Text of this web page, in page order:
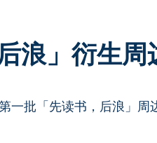
浪」衍生周
一批「先读书，后浪」周